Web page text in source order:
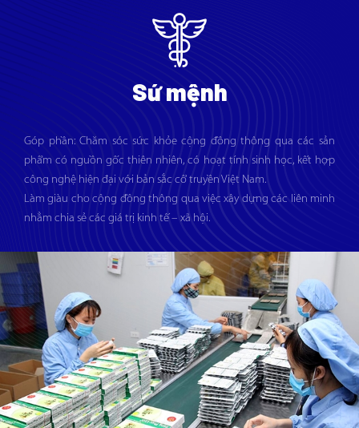
Sứ mệnh
Góp phần: Chăm sóc sức khỏe cộng đồng thông qua các sản
phẩm có nguồn gốc thiên nhiên, có hoạt tính sinh học, kết hợp
công nghệ hiện đại với bản sắc cổ truyền Việt Nam.
Làm giàu cho cộng đồng thông qua việc xây dựng các liên minh
nhằm chia sẻ các giá trị kinh tế – xã hội.